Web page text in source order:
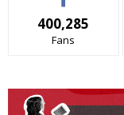
400,285
Fans